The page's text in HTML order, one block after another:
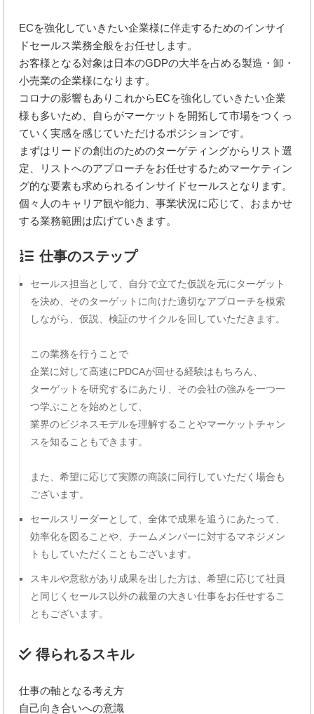
ECを強化していきたい企業様に伴走するためのインサイ
ドセールス業務全般をお任せします。
お客様となる対象は日本のGDPの大半を占める製造・卸・
小売業の企業様になります。
コロナの影響もありこれからECを強化していきたい企業
様も多いため、自らがマーケットを開拓して市場をつくっ
ていく実感を感じていただけるポジションです。
まずはリードの創出のためのターゲティングからリスト選
定、リストへのアプローチをお任せするためマーケティン
グ的な要素も求められるインサイドセールスとなります。
個々人のキャリア観や能力、事業状況に応じて、おまかせ
する業務範囲は広げていきます。
仕事のステップ
セールス担当として、自分で立てた仮説を元にターゲット
を決め、そのターゲットに向けた適切なアプローチを模索
しながら、仮説、検証のサイクルを回していただきます。
この業務を行うことで
企業に対して高速にPDCAが回せる経験はもちろん、
ターゲットを研究するにあたり、その会社の強みを一つ一
つ学ぶことを始めとして、
業界のビジネスモデルを理解することやマーケットチャン
スを知ることもできます。
また、希望に応じて実際の商談に同行していただく場合も
ございます。
セールスリーダーとして、全体で成果を追うにあたって、
効率化を図ることや、チームメンバーに対するマネジメン
トもしていただくこともございます。
スキルや意欲があり成果を出した方は、希望に応じて社員
と同じくセールス以外の裁量の大きい仕事をお任せするこ
ともございます。
得られるスキル
仕事の軸となる考え方
自己向き合いへの意識